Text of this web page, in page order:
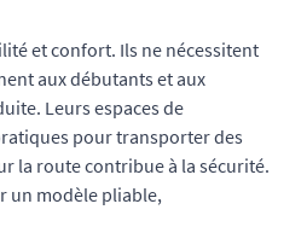
et confort. Ils ne nécessitent
aux débutants et aux
Leurs espaces de
pour transporter des
la route contribue à la sécurité.
un modèle pliable,